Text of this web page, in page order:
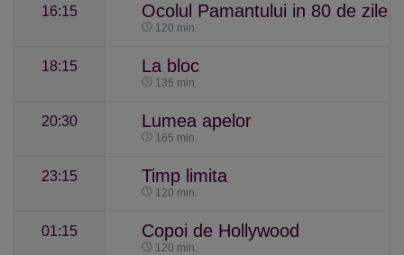
16:15 Ocolul Pamantului in 80 de zile
120 min.
18:15 La bloc
135 min.
20:30 Lumea apelor
165 min.
23:15 Timp limita
120 min.
01:15 Copoi de Hollywood
120 min.